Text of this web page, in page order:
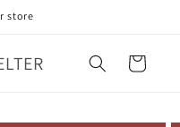
store
Cart